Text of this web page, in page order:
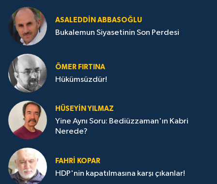
ASALEDDIN ABBASOĞLU
Bukalemun Siyasetinin Son Perdesi
ÖMER FIRTINA
Hükümsüzdür!
HÜSEYIN YILMAZ
Yine Aynı Soru: Bediüzzaman'ın Kabri
Nerede?
FAHRI KOPAR
HDP'nin kapatılmasına karşı çıkanlar!